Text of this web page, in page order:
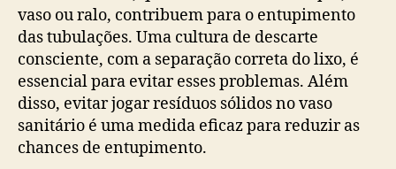
vaso ou ralo, contribuem para o entupimento
das tubulações. Uma cultura de descarte
consciente, com a separação correta do lixo, é
essencial para evitar esses problemas. Além
disso, evitar jogar resíduos sólidos no vaso
sanitário é uma medida eficaz para reduzir as
chances de entupimento.